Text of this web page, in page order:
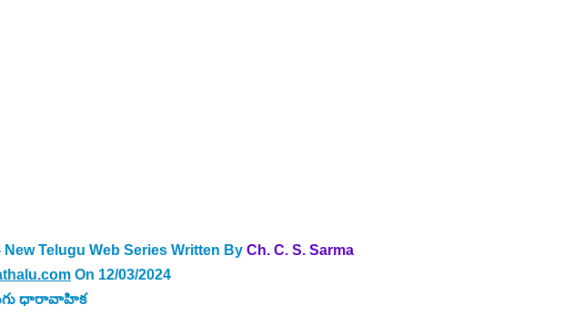
New Telugu Web Series Written By Ch. C. S. Sarma
On 12/03/2024
ధారావాహిక